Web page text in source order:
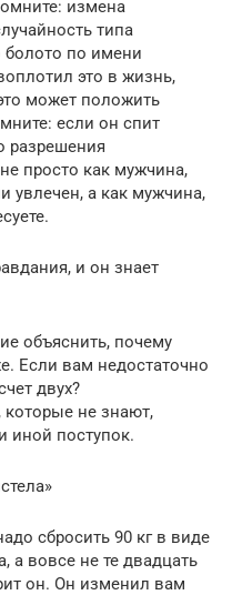
измена
типа
болото по имени
это в жизнь,
может положить
если он спит
разрешения
просто как мужчина,
увлечен, а как мужчина,
и он знает
объяснить, почему
Если вам недостаточно
двух?
которые не знают,
иной поступок.
сбросить 90 кг в виде
а вовсе не те двадцать
он. Он изменил вам